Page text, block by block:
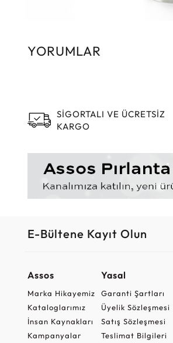
YORUMLAR
SİGORTALI VE ÜCRETSİZ
KARGO
E-Bültene Kayıt Olun
Assos
Marka Hikayemiz
Kataloglarımız
İnsan Kaynakları
Kampanyalar
Yasal
Garanti Şartları
Üyelik Sözleşmesi
Satış Sözleşmesi
Teslimat Bilgileri